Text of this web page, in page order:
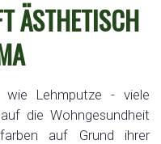
ÄSTHETISCH
wie Lehmputze - viele
die Wohngesundheit
auf Grund ihrer